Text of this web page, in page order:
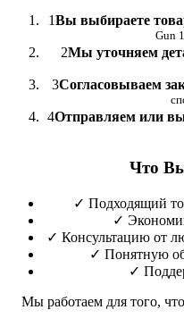
1Вы выбираете
Gun
2Мы уточняем
3Согласовываем
4Отправляем или
Что
✓ Подходящий
✓
✓ Консультацию от
✓ Понятную
✓
Мы работаем для того,